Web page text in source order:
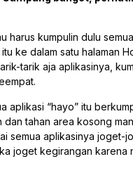
harus kumpulin dulu
ke dalam satu halaman
tarik aja aplikasinya,
aplikasi “hayo” itu
dan tahan area kosong
semua aplikasinya joget-
joget kegirangan karena